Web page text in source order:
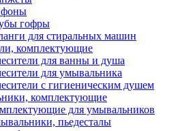
гофры
для стиральных машин
комплектующие
для ванны и душа
для умывальника
с гигиеническим душем
комплектующие
для умывальников
пьедесталы